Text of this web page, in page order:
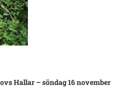
Hallar – söndag 16 november